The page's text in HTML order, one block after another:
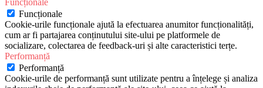
Funcționale
Funcționale
Cookie-urile funcționale ajută la efectuarea anumitor funcționalități,
cum ar fi partajarea conținutului site-ului pe platformele de
socializare, colectarea de feedback-uri și alte caracteristici terțe.
Performanță
Performanță
Cookie-urile de performanță sunt utilizate pentru a înțelege și analiza